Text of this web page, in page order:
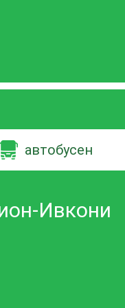
автобусен
Ивкони